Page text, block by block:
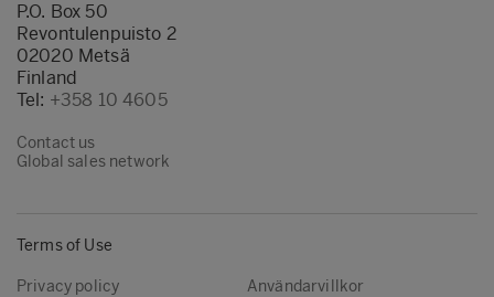
P.O. Box 50
Revontulenpuisto 2
02020 Metsä
Finland
Tel: +358 10 4605
Contact us
Global sales network
Terms of Use
Privacy policy
Användarvillkor